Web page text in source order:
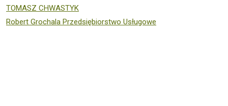
TOMASZ CHWASTYK
Robert Grochala Przedsiębiorstwo Usługowe